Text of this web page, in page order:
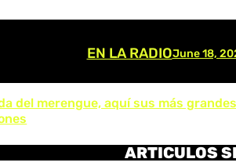
EN LA RADIOJune 18,
del merengue, aquí sus más grandes
ARTICULOS